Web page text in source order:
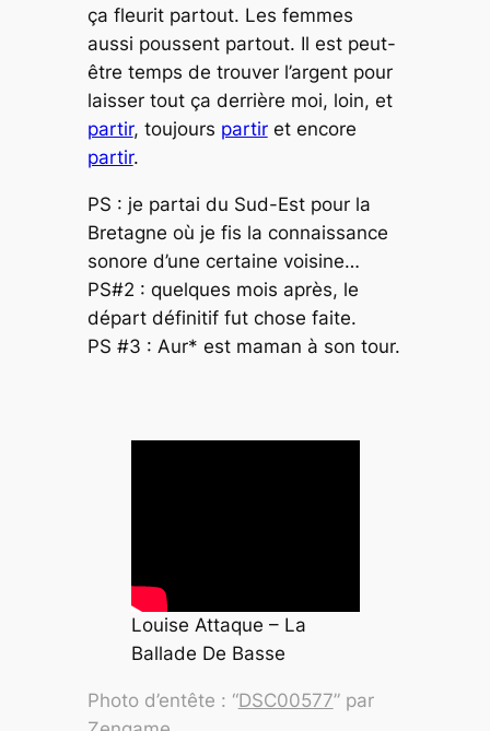
ça fleurit partout. Les femmes
aussi poussent partout. Il est peut-
être temps de trouver l’argent pour
laisser tout ça derrière moi, loin, et
partir, toujours partiret encore
partir.
PS : je partai du Sud-Est pour la
Bretagne où je fis la connaissance
sonore d’une certaine voisine…
PS#2 : quelques mois après, le
départ définitif fut chose faite.
PS #3 : Aur* est maman à son tour.
Louise Attaque – La
Ballade De Basse
Photo d’entête : “DSC00577” par